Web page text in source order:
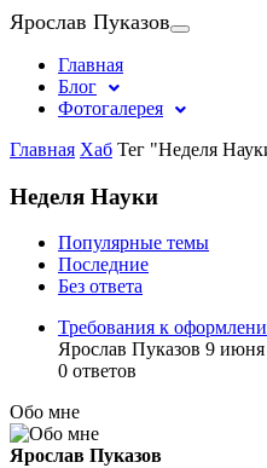
Ярослав Пуказов
Главная
Блог
Фотогалерея
Главная Хаб Тег "Неделя
Неделя Науки
Популярные темы
Последние
Без ответа
Требования к
Ярослав Пуказов 9
0 ответов
Обо мне
Ярослав Пуказов